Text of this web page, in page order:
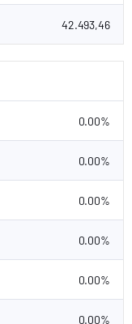
42.493,46
0.00%
0.00%
0.00%
0.00%
0.00%
0.00%